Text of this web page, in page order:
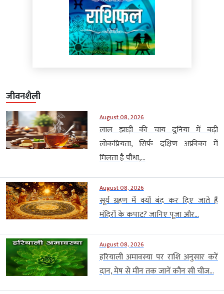
जीवनशैली
August 08, 2026
लाल झाड़ी की चाय दुनिया में बढ़ी
लोकप्रियता, सिर्फ दक्षिण अफ्रीका में
मिलता है पौधा,...
August 08, 2026
सूर्य ग्रहण में क्यों बंद कर दिए जाते हैं
मंदिरों के कपाट? जानिए पूजा और...
August 08, 2026
हरियाली अमावस्या पर राशि अनुसार करें
दान, मेष से मीन तक जानें कौन सी चीज...